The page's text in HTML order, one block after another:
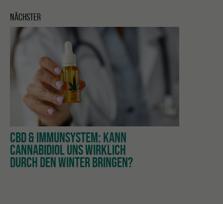
NÄCHSTER
CBD & IMMUNSYSTEM: KANN
CANNABIDIOL UNS WIRKLICH
DURCH DEN WINTER BRINGEN?